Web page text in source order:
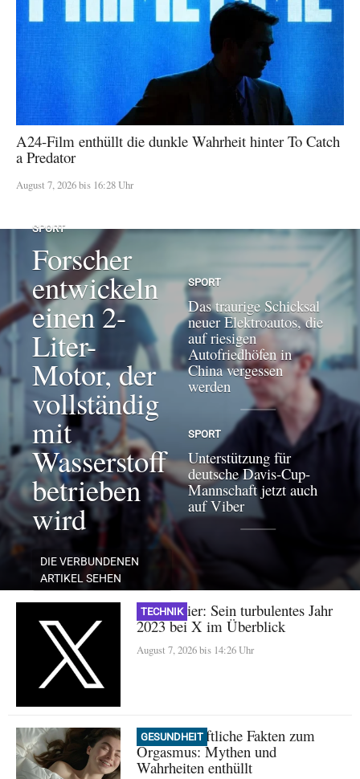
A24-Film enthüllt die dunkle Wahrheit hinter To Catch
a Predator
August 7, 2026 bis 16:28 Uhr
SPORT
Forscher
entwickeln
einen 2-
Liter-
Motor, der
vollständig
mit
Wasserstoff
betrieben
wird
DIE VERBUNDENEN
ARTIKEL SEHEN
SPORT
Das traurige Schicksal
neuer Elektroautos, die
auf riesigen
Autofriedhöfen in
China vergessen
werden
SPORT
Unterstützung für
deutsche Davis-Cup-
Mannschaft jetzt auch
auf Viber
TECHNIK
Nikita Bier: Sein turbulentes Jahr
2023 bei X im Überblick
August 7, 2026 bis 14:26 Uhr
GESUNDHEIT
Wissenschaftliche Fakten zum
Orgasmus: Mythen und
Wahrheiten enthüllt